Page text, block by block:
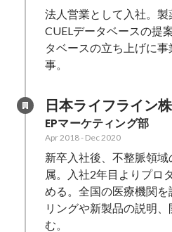
法人営業として入社。
CUELデータベースの提
タベースの立ち上げに
事。
日本ライフライン
EPマーケティング部
Apr 2018- Dec 2020
新卒入社後、不整脈領
属。入社2年目よりプロ
める。全国の医療機関
リングや新製品の説明
む。